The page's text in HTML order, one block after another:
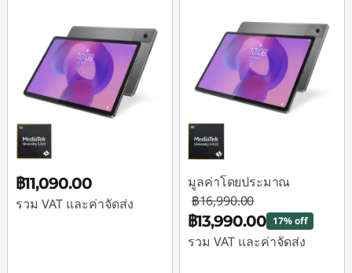
฿11,090.00
รวม VAT และค่าจัดส่ง
มูลค่าโดยประมาณ
฿16,990.00
฿13,990.00 17% off
รวม VAT และค่าจัดส่ง